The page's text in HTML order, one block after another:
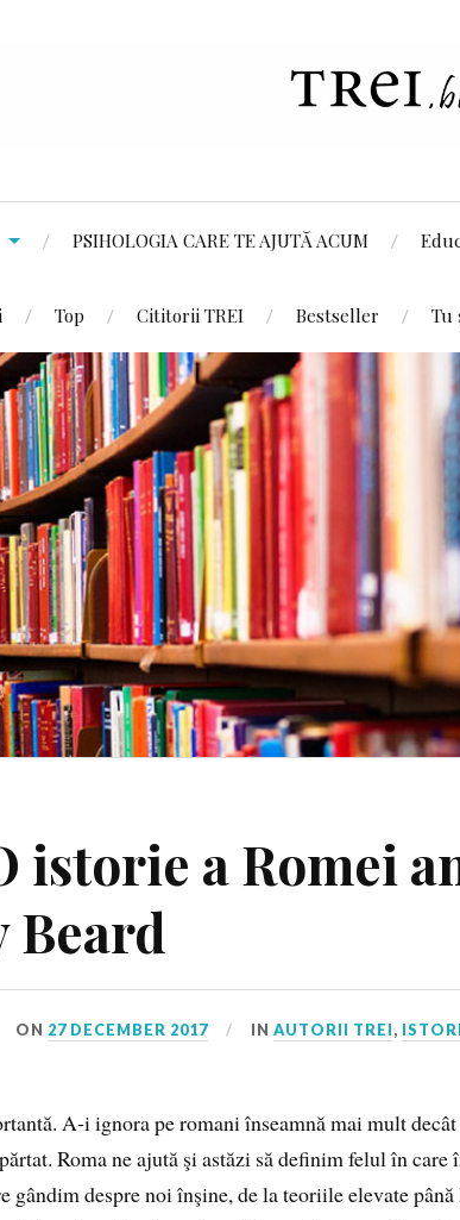
PSIHOLOGIA CARE TE AJUTĂ ACUM
Top Cititorii TREI Bestseller Tu
istorie a Romei
Beard
ON 27 DECEMBER 2017 INAUTORII TREI,
A‑i ignora pe romani înseamnă mai mult
Roma ne ajută şi astăzi să definim felul în care
gândim despre noi înşine, de la teoriile elevate